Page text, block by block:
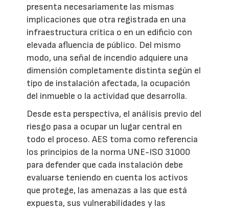
presenta necesariamente las mismas
implicaciones que otra registrada en una
infraestructura crítica o en un edificio con
elevada afluencia de público. Del mismo
modo, una señal de incendio adquiere una
dimensión completamente distinta según el
tipo de instalación afectada, la ocupación
del inmueble o la actividad que desarrolla.
Desde esta perspectiva, el análisis previo del
riesgo pasa a ocupar un lugar central en
todo el proceso. AES toma como referencia
los principios de la norma UNE-ISO 31000
para defender que cada instalación debe
evaluarse teniendo en cuenta los activos
que protege, las amenazas a las que está
expuesta, sus vulnerabilidades y las